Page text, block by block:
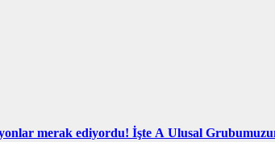
merak ediyordu! İşte A Ulusal Grubumuzun